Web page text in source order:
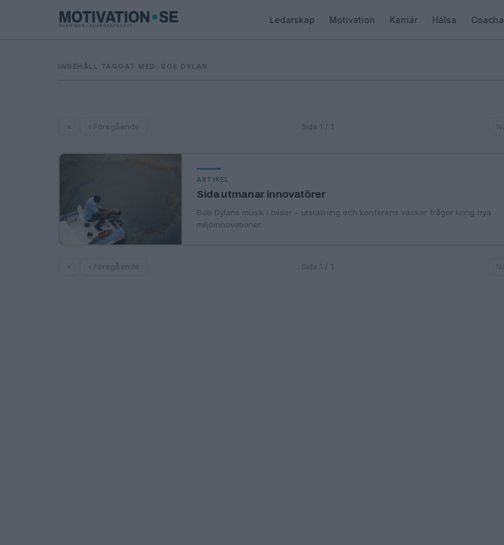
Ledarskap Motivation Karriär Hälsa Coacha
INNEHÅLL TAGGAT MED: BOB DYLAN
Sida 1 / 1
ARTIKEL
Sida utmanar innovatörer
Bob Dylans musik i bilder – utställning och konferens väcker frågor kring nya
miljöinnovationer.
Sida 1 / 1